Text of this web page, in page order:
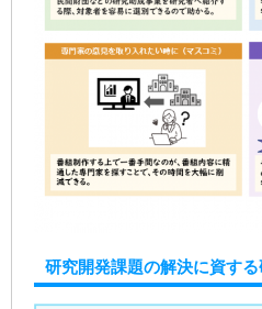
研究開発課題の解決に資する